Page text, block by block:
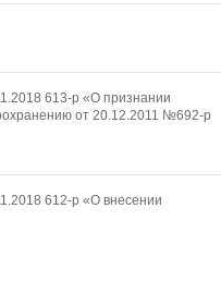
613-р «О признании
от 20.12.2011 №692-р
612-р «О внесении